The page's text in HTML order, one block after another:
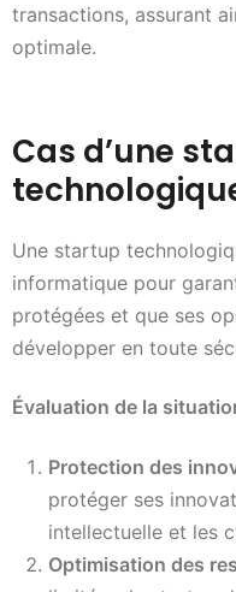
transactions, assurant
optimale.
Cas d’une
Une startup
informatique pour
protégées et que ses
développer en toute
Évaluation de la
Protection des
protéger ses
intellectuelle et les
Optimisation des